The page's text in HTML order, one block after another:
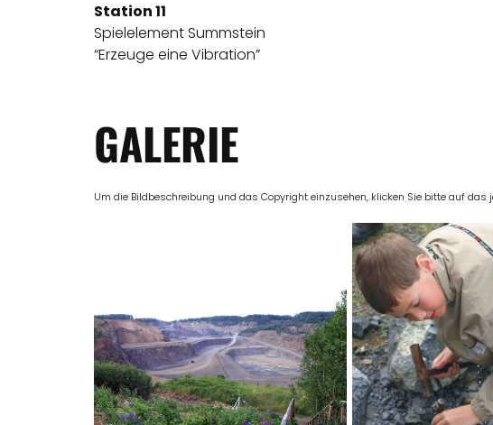
Station 11
Spielelement Summstein
“Erzeuge eine Vibration”
GALERIE
Um die Bildbeschreibung und das Copyright einzusehen, klicken Sie bitte auf das